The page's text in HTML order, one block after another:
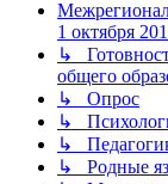
1 октября
↳
общего
↳ Опрос
↳
↳
↳ Родные